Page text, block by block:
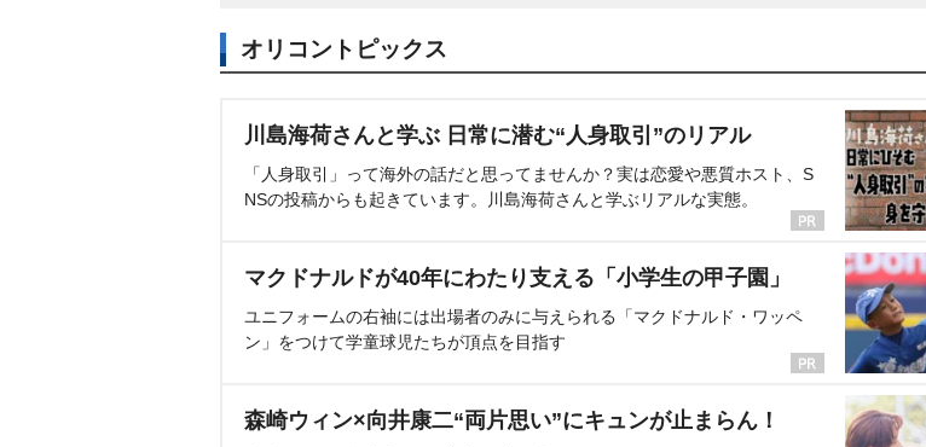
オリコントピックス
川島海荷さんと学ぶ 日常に潜む“人身取引”のリアル
「人身取引」って海外の話だと思ってませんか？実は恋愛や悪質ホスト、S
NSの投稿からも起きています。川島海荷さんと学ぶリアルな実態。
マクドナルドが40年にわたり支える「小学生の甲子園」
ユニフォームの右袖には出場者のみに与えられる「マクドナルド・ワッペ
ン」をつけて学童球児たちが頂点を目指す
森崎ウィン×向井康二“両片思い”にキュンが止まらん！